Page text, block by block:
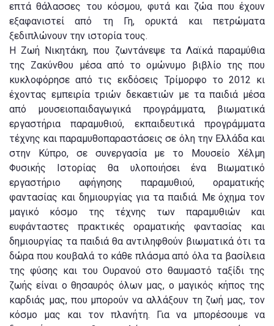
επτά θάλασσες του κόσμου, φυτά και ζώα που έχουν
εξαφανιστεί από τη Γη, ορυκτά και πετρώματα
ξεδιπλώνουν την ιστορία τους.
Η Ζωή Νικητάκη, που ζωντάνεψε τα Λαϊκά παραμύθια
της Ζακύνθου μέσα από το ομώνυμο βιβλίο της που
κυκλοφόρησε από τις εκδόσεις Τρίμορφο το 2012 κι
έχοντας εμπειρία τριών δεκαετιών με τα παιδιά μέσα
από μουσειοπαιδαγωγικά προγράμματα, βιωματικά
εργαστήρια παραμυθιού, εκπαιδευτικά προγράμματα
τέχνης και παραμυθοπαραστάσεις σε όλη την Ελλάδα και
στην Κύπρο, σε συνεργασία με το Μουσείο Χέλμη
Φυσικής Ιστορίας θα υλοποιήσει ένα Βιωματικό
εργαστήριο αφήγησης παραμυθιού, οραματικής
φαντασίας και δημιουργίας για τα παιδιά. Με όχημα τον
μαγικό κόσμο της τέχνης των παραμυθιών και
ευφάνταστες πρακτικές οραματικής φαντασίας και
δημιουργίας τα παιδιά θα αντιληφθούν βιωματικά ότι τα
δώρα που κουβαλά το κάθε πλάσμα από όλα τα βασίλεια
της φύσης και του Ουρανού στο θαυμαστό ταξίδι της
ζωής είναι ο θησαυρός όλων μας, ο μαγικός κήπος της
καρδιάς μας, που μπορούν να αλλάξουν τη ζωή μας, τον
κόσμο μας και τον πλανήτη. Για να μπορέσουμε να